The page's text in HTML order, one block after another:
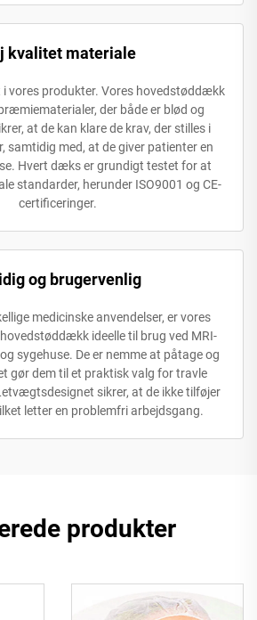
kvalitet materiale
vores produkter. Vores hovedstøddækk
der både er blød og
at de kan klare de krav, der stilles i
samtidig med, at de giver patienter en
Hvert dæks er grundigt testet for at
standarder, herunder ISO9001 og CE-
certificeringer.
og brugervenlig
medicinske anvendelser, er vores
ideelle til brug ved MRI-
sygehuse. De er nemme at påtage og
gør dem til et praktisk valg for travle
sikrer, at de ikke tilføjer
letter en problemfri arbejdsgang.
produkter